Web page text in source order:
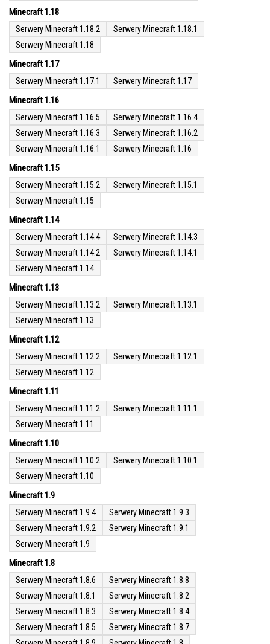
Minecraft 1.18
Serwery Minecraft 1.18.2
Serwery Minecraft 1.18.1
Serwery Minecraft 1.18
Minecraft 1.17
Serwery Minecraft 1.17.1 Serwery Minecraft 1.17
Minecraft 1.16
Serwery Minecraft 1.16.5
Serwery Minecraft 1.16.4
Serwery Minecraft 1.16.3
Serwery Minecraft 1.16.2
Serwery Minecraft 1.16.1
Serwery Minecraft 1.16
Minecraft 1.15
Serwery Minecraft 1.15.2
Serwery Minecraft 1.15.1
Serwery Minecraft 1.15
Minecraft 1.14
Serwery Minecraft 1.14.4
Serwery Minecraft 1.14.3
Serwery Minecraft 1.14.2
Serwery Minecraft 1.14.1
Serwery Minecraft 1.14
Minecraft 1.13
Serwery Minecraft 1.13.2
Serwery Minecraft 1.13.1
Serwery Minecraft 1.13
Minecraft 1.12
Serwery Minecraft 1.12.2
Serwery Minecraft 1.12.1
Serwery Minecraft 1.12
Minecraft 1.11
Serwery Minecraft 1.11.2
Serwery Minecraft 1.11.1
Serwery Minecraft 1.11
Minecraft 1.10
Serwery Minecraft 1.10.2
Serwery Minecraft 1.10.1
Serwery Minecraft 1.10
Minecraft 1.9
Serwery Minecraft 1.9.4
Serwery Minecraft 1.9.3
Serwery Minecraft 1.9.2
Serwery Minecraft 1.9.1
Serwery Minecraft 1.9
Minecraft 1.8
Serwery Minecraft 1.8.6
Serwery Minecraft 1.8.8
Serwery Minecraft 1.8.1
Serwery Minecraft 1.8.2
Serwery Minecraft 1.8.3
Serwery Minecraft 1.8.4
Serwery Minecraft 1.8.5
Serwery Minecraft 1.8.7